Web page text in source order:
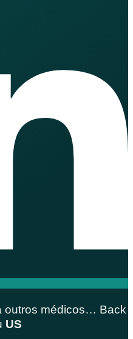
outros médicos… Back
US